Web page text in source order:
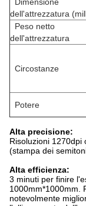
dell'attrezzatura
Peso netto
dell'attrezzatura
Circostanze
Potere
Alta precisione:
Risoluzioni 1270dpi
(stampa dei
Alta efficienza:
3 minuti per finire
1000mm*1000mm.
notevolmente